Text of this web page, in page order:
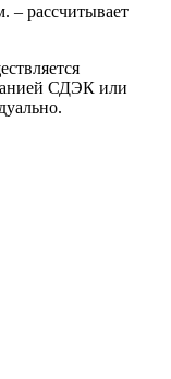
– рассчитывает
СДЭК или